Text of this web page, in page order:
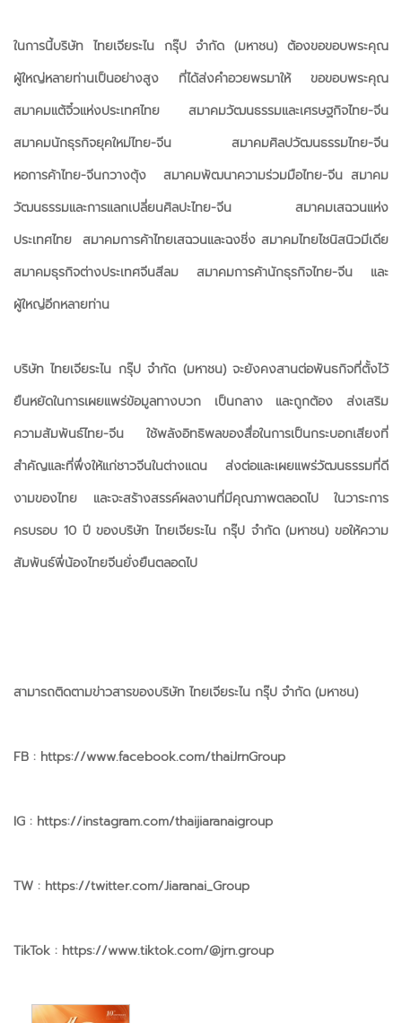
ในการนี้บริษัท ไทยเจียระไน กรุ๊ป จำกัด (มหาชน) ต้องขอขอบพระคุณ
ผู้ใหญ่หลายท่านเป็นอย่างสูง ที่ได้ส่งคำอวยพรมาให้ ขอขอบพระคุณ
สมาคมแต้จิ๋วแห่งประเทศไทย สมาคมวัฒนธรรมและเศรษฐกิจไทย-จีน
สมาคมนักธุรกิจยุคใหม่ไทย-จีน สมาคมศิลปวัฒนธรรมไทย-จีน
หอการค้าไทย-จีนกวางตุ้ง สมาคมพัฒนาความร่วมมือไทย-จีน สมาคม
วัฒนธรรมและการแลกเปลี่ยนศิลปะไทย-จีน สมาคมเสฉวนแห่ง
ประเทศไทย สมาคมการค้าไทยเสฉวนและฉงชิ่ง สมาคมไทยไชนิสนิวมีเดีย
สมาคมธุรกิจต่างประเทศจีนสีลม สมาคมการค้านักธุรกิจไทย-จีน และ
ผู้ใหญ่อีกหลายท่าน
บริษัท ไทยเจียระไน กรุ๊ป จำกัด (มหาชน) จะยังคงสานต่อพันธกิจที่ตั้งไว้
ยืนหยัดในการเผยแพร่ข้อมูลทางบวก เป็นกลาง และถูกต้อง ส่งเสริม
ความสัมพันธ์ไทย-จีน ใช้พลังอิทธิพลของสื่อในการเป็นกระบอกเสียงที่
สำคัญและที่พึ่งให้แก่ชาวจีนในต่างแดน ส่งต่อและเผยแพร่วัฒนธรรมที่ดี
งามของไทย และจะสร้างสรรค์ผลงานที่มีคุณภาพตลอดไป ในวาระการ
ครบรอบ 10 ปี ของบริษัท ไทยเจียระไน กรุ๊ป จำกัด (มหาชน) ขอให้ความ
สัมพันธ์พี่น้องไทยจีนยั่งยืนตลอดไป
สามารถติดตามข่าวสารของบริษัท ไทยเจียระไน กรุ๊ป จำกัด (มหาชน)
FB : https://www.facebook.com/thaiJrnGroup
IG : https://instagram.com/thaijiaranaigroup
TW : https://twitter.com/Jiaranai_Group
TikTok : https://www.tiktok.com/@jrn.group